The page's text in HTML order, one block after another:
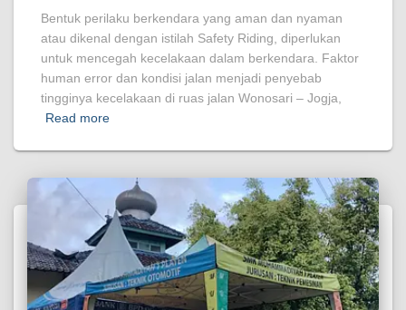
Bentuk perilaku berkendara yang aman dan nyaman
atau dikenal dengan istilah Safety Riding, diperlukan
untuk mencegah kecelakaan dalam berkendara. Faktor
human error dan kondisi jalan menjadi penyebab
tingginya kecelakaan di ruas jalan Wonosari – Jogja,
Read more